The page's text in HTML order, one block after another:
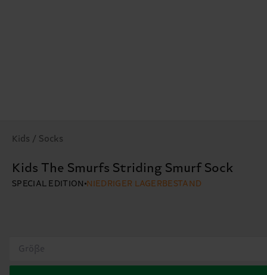
Kids / Socks
Kids The Smurfs Striding Smurf Sock
SPECIAL EDITION NIEDRIGER LAGERBESTAND
Größe